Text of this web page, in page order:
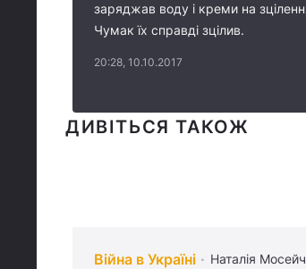
заряджав воду і креми на
Чумак їх справді зцілив.
20:28, 10.10.2017
ДИВІТЬСЯ ТАКОЖ
Війна в Україні Наталія